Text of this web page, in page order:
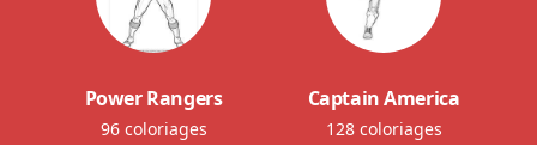
Power Rangers
96 coloriages
Captain America
128 coloriages